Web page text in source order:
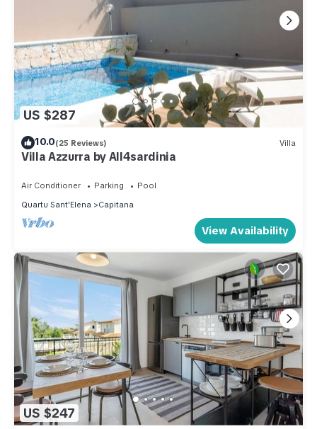
US $287
10.0(25 Reviews) Villa
Villa Azzurra by All4sardinia
Air Conditioner Parking
Pool
Quartu Sant'Elena
Capitana
View Availability
US $247